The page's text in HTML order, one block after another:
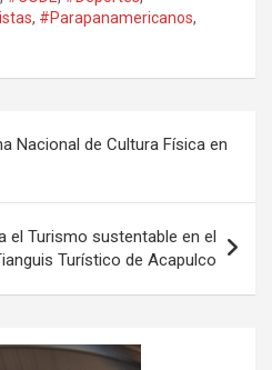
, #Parapanamericanos,
Nacional de Cultura Física en
el Turismo sustentable en el
Turístico de Acapulco